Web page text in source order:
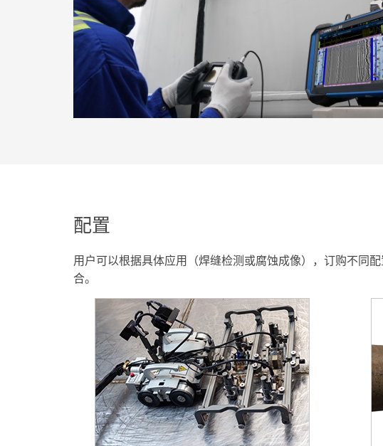
配置
用户可以根据具体应用（焊缝检测或腐蚀成像），订购不同
合。